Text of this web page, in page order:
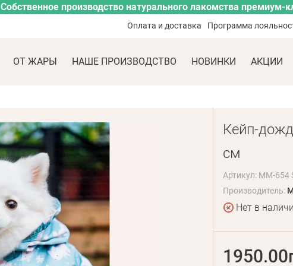
Собственное производство натурального лакомства премиум-
Оплата и доставка Программа
ОТ ЖАРЫ НАШЕ ПРОИЗВОДСТВО НОВИНКИ АКЦИИ
Кейп-
см
Артикул: MM-654
Производитель:
Нет в
E mail